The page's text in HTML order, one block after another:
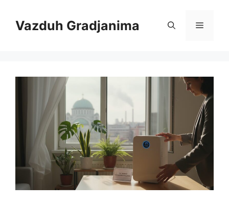
contentVazduh Gradjanima Menu